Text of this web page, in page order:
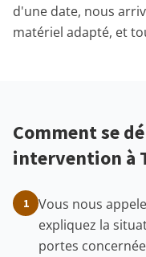
d'une date, nous
matériel adapté, et
Comment se
intervention à
1
Vous nous
expliquez la
portes